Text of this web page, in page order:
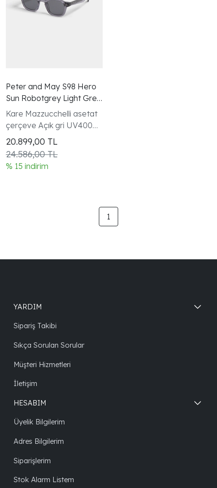
Peter and May S98 Hero
Sun Robotgrey Light Grey
Güneş Gözlüğü
Kare Mazzucchelli asetat
çerçeve Açık gri UV400
cam
20.899,00 TL
24.586,00 TL
% 15 indirim
1
YARDIM
Sipariş Takibi
Sıkça Sorulan Sorular
Müşteri Hizmetleri
İletişim
HESABIM
Üyelik Bilgilerim
Adres Bilgilerim
Siparişlerim
Stok Alarm Listem